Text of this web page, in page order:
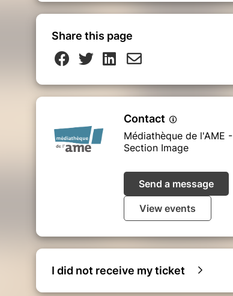
Share this page
Contact
Médiathèque de l'AME -
Section Image
Send a message
View events
I did not receive my ticket